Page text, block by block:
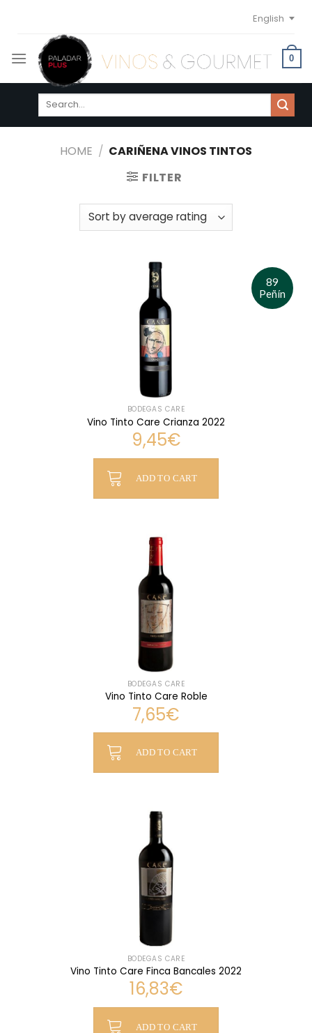
content
English
0
Search
HOME / CARIÑENA VINOS TINTOS
FILTER
89
Peñín
BODEGAS CARE
Vino Tinto Care Crianza 2022
9,45€
ADD TO CART
BODEGAS CARE
Vino Tinto Care Roble
7,65€
ADD TO CART
BODEGAS CARE
Vino Tinto Care Finca Bancales 2022
16,83€
ADD TO CART